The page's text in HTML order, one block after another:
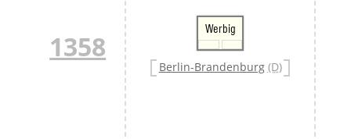
1358
Werbig
Berlin-Brandenburg (D)